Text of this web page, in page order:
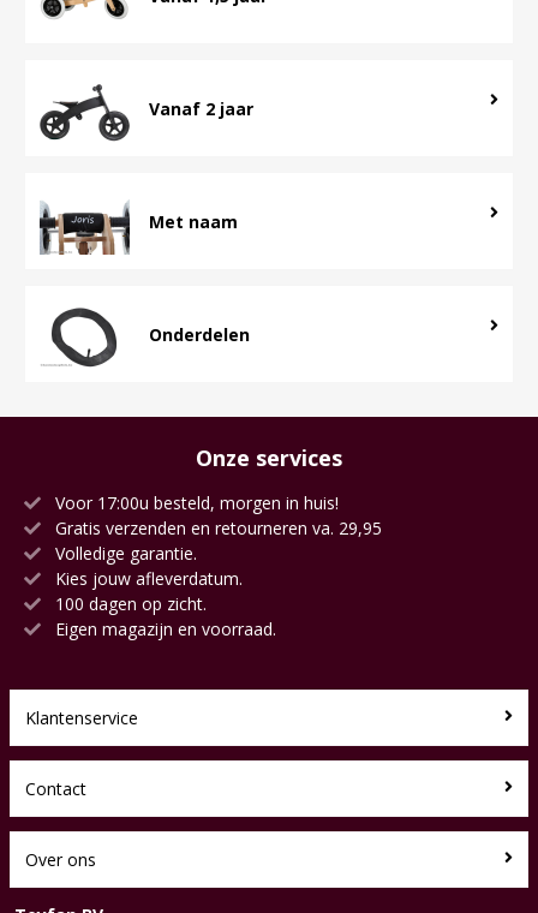
Vanaf 2 jaar
Met naam
Onderdelen
Onze services
Voor 17:00u besteld, morgen in huis!
Gratis verzenden en retourneren va. 29,95
Volledige garantie.
Kies jouw afleverdatum.
100 dagen op zicht.
Eigen magazijn en voorraad.
Klantenservice
Contact
Over ons